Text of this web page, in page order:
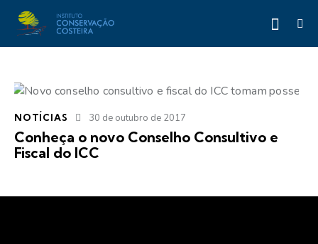
NOTÍCIAS 30 de outubro de 2017
Conheça o novo Conselho Consultivo e
Fiscal do ICC